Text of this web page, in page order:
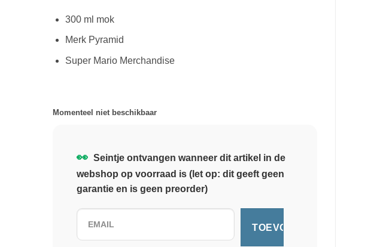
300 ml mok
Merk Pyramid
Super Mario Merchandise
Momenteel niet beschikbaar
👀 Seintje ontvangen wanneer dit artikel in de
webshop op voorraad is (let op: dit geeft geen
garantie en is geen preorder)